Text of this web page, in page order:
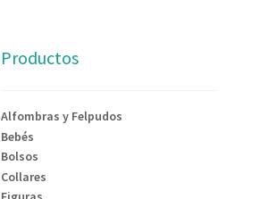
Productos
Alfombras y Felpudos
Bebés
Bolsos
Collares